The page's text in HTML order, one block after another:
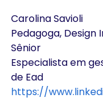
Carolina Savioli
Pedagoga, Design
Sênior
Especialista em
de Ead
https://